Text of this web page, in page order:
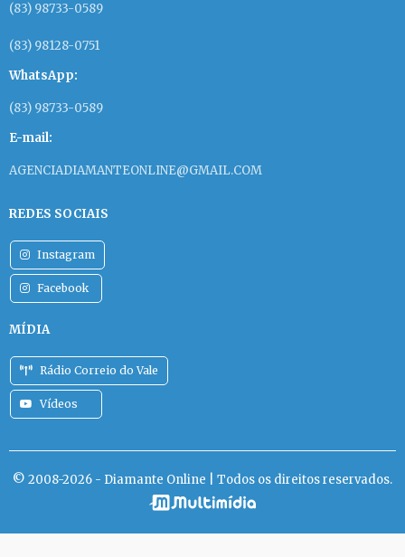
(83) 98733-0589
(83) 98128-0751
WhatsApp:
(83) 98733-0589
E-mail:
AGENCIADIAMANTEONLINE@GMAIL.COM
REDES SOCIAIS
Instagram
Facebook
MÍDIA
Rádio Correio do Vale
Vídeos
© 2008-2026 - Diamante Online | Todos os direitos reservados.